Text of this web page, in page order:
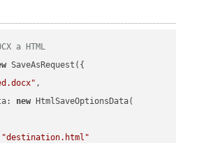
a HTML
SaveAsRequest({
,
: new HtmlSaveOptionsData(
"destination.html"